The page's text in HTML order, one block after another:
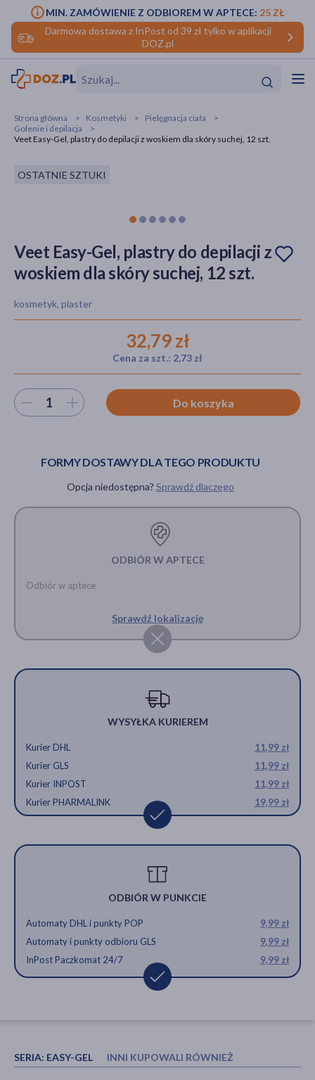
Darmowa dostawa z InPost od 39 zł tylko w aplikacji
DOZ.pl
MIN. ZAMÓWIENIE Z ODBIOREM W APTECE: 25 ZŁ
Hit
Hit
makijażu
Strona główna Kosmetyki
Pielęgnacja ciała
Golenie i depilacja
Veet Easy-Gel, plastry do depilacji z woskiem dla skóry suchej, 12 szt.
OSTATNIE SZTUKI
Veet Easy-Gel, plastry do depilacji z
woskiem dla skóry suchej, 12 szt.
kosmetyk, plaster
32,79 zł
Cena za szt.: 2,73 zł
Wybierz ilość Do koszyka
FORMY DOSTAWY DLA TEGO PRODUKTU
Opcja niedostępna? Sprawdź dlaczego
ODBIÓR W APTECE
Odbiór w aptece
Sprawdź lokalizację
WYSYŁKA KURIEREM
Kurier DHL
11,99 zł
Kurier GLS
11,99 zł
Kurier INPOST
11,99 zł
Kurier PHARMALINK
19,99 zł
ODBIÓR W PUNKCIE
Automaty DHL i punkty POP
9,99 zł
Automaty i punkty odbioru GLS
9,99 zł
InPost Paczkomat 24/7
9,99 zł
SERIA: EASY-GEL INNI KUPOWALI RÓWNIEŻ